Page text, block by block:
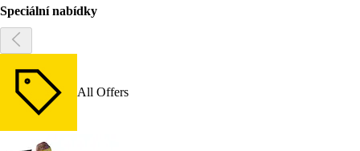
Speciální nabídky
All Offers